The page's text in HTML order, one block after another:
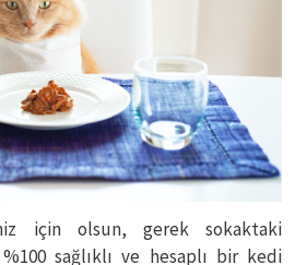
için olsun, gerek sokaktaki
sağlıklı ve hesaplı bir kedi